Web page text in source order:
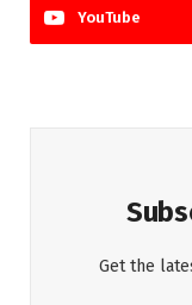
YouTube
Get the